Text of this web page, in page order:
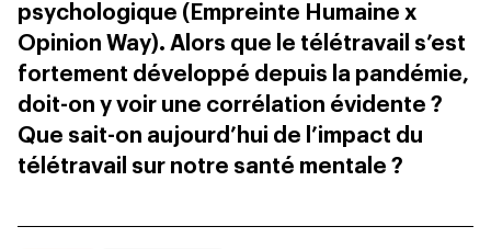
psychologique (Empreinte Humaine x
Opinion Way). Alors que le télétravail s’est
fortement développé depuis la pandémie,
doit-on y voir une corrélation évidente ?
Que sait-on aujourd’hui de l’impact du
télétravail sur notre santé mentale ?